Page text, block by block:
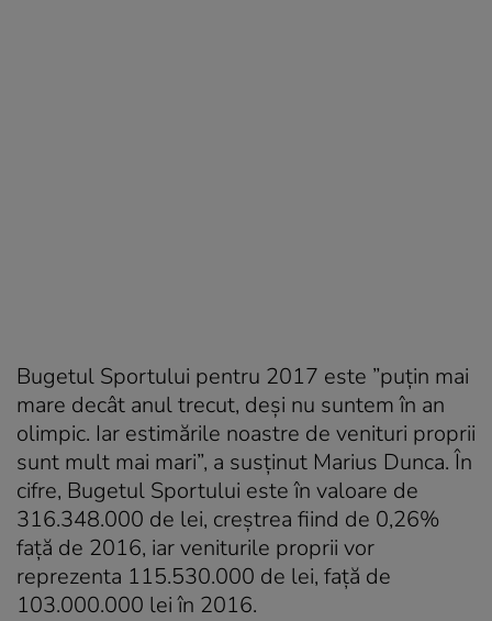
Bugetul Sportului pentru 2017 este ”puţin mai
mare decât anul trecut, deşi nu suntem în an
olimpic. Iar estimările noastre de venituri proprii
sunt mult mai mari”, a susţinut Marius Dunca. În
cifre, Bugetul Sportului este în valoare de
316.348.000 de lei, creştrea fiind de 0,26%
faţă de 2016, iar veniturile proprii vor
reprezenta 115.530.000 de lei, faţă de
103.000.000 lei în 2016.